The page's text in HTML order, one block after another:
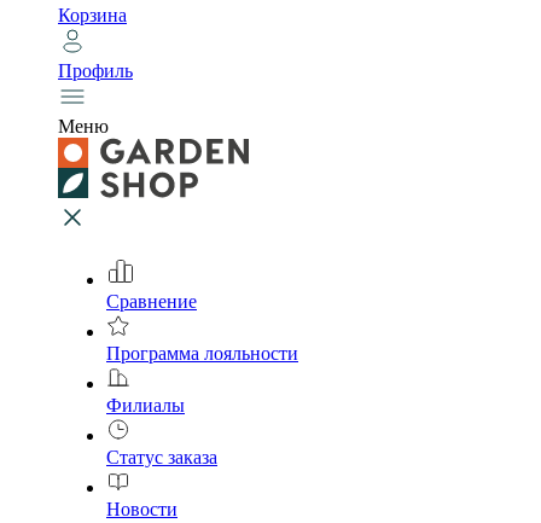
Корзина
Профиль
Меню
Сравнение
Программа лояльности
Филиалы
Статус заказа
Новости